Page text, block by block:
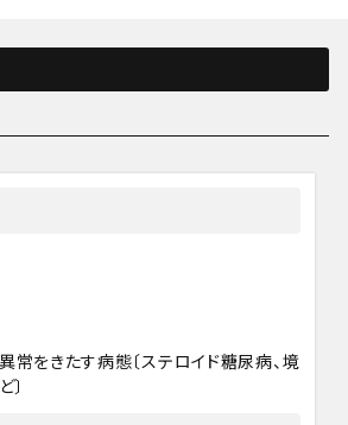
常をきたす病態〔ステロイド糖尿病、境